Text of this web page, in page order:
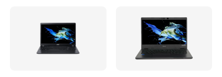
Замена видеочипа